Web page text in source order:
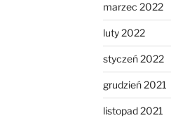
marzec 2022
luty 2022
styczeń 2022
grudzień 2021
listopad 2021